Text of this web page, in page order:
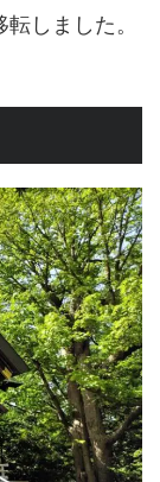
しました。